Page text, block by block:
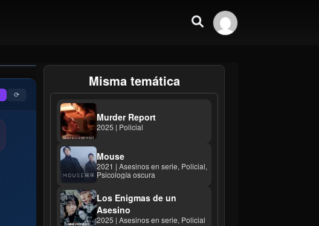
⟳
Misma temática
Murder Report
2025 | Policial
Mouse
2021 | Asesinos en serie, Policial,
Psicología oscura
Los Enigmas de un
Asesino
2025 | Asesinos en serie, Policial